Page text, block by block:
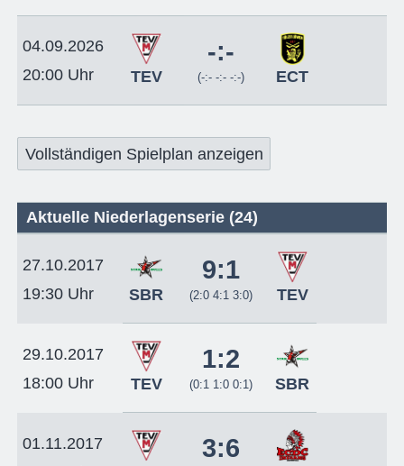
04.09.2026
20:00 Uhr
TEV
-:-
(-:- -:- -:-) ECT
Vollständigen Spielplan anzeigen
Aktuelle Niederlagenserie (24)
27.10.2017
19:30 Uhr
SBR
9:1
(2:0 4:1 3:0) TEV
29.10.2017
18:00 Uhr
TEV
1:2
(0:1 1:0 0:1) SBR
01.11.2017
3:6